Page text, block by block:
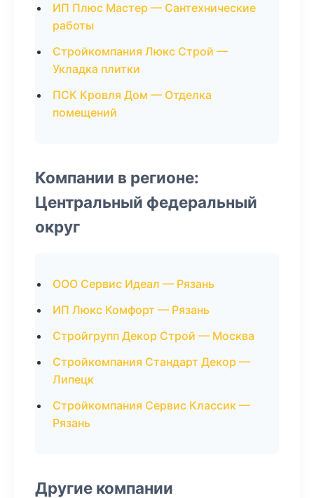
ИП Плюс Мастер — Сантехнические
работы
Стройкомпания Люкс Строй —
Укладка плитки
ПСК Кровля Дом — Отделка
помещений
Компании в регионе:
Центральный федеральный
округ
ООО Сервис Идеал — Рязань
ИП Люкс Комфорт — Рязань
Стройгрупп Декор Строй — Москва
Стройкомпания Стандарт Декор —
Липецк
Стройкомпания Сервис Классик —
Рязань
Другие компании